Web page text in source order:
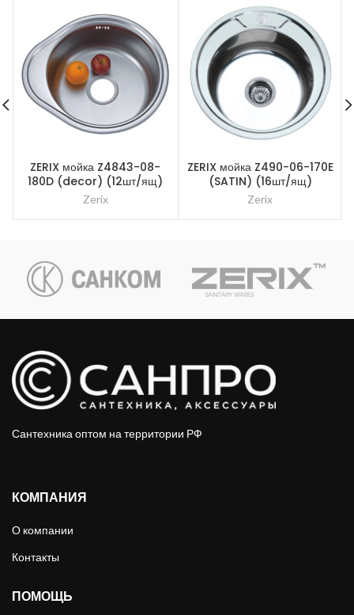
ZERIX мойка Z4843-08-
180D (decor) (12шт/ящ)
Zerix
ZERIX мойка Z490-06-170E
(SATIN) (16шт/ящ)
Zerix
Сантехника оптом на территории РФ
КОМПАНИЯ
О компании
Контакты
ПОМОЩЬ